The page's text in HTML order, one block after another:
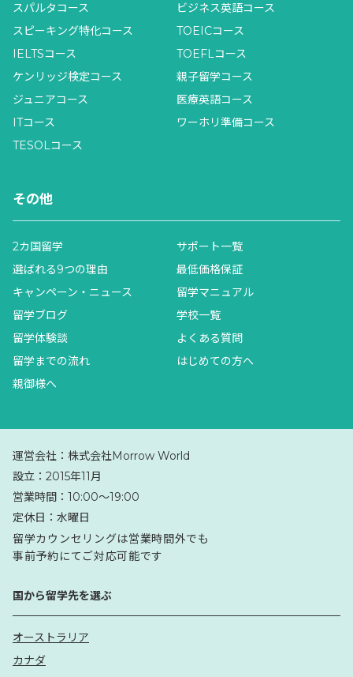
スパルタコース
ビジネス英語コース
スピーキング特化コース
TOEICコース
IELTSコース
TOEFLコース
ケンリッジ検定コース
親子留学コース
ジュニアコース
医療英語コース
ITコース
ワーホリ準備コース
TESOLコース
その他
2カ国留学
サポート一覧
選ばれる9つの理由
最低価格保証
キャンペーン・ニュース
留学マニュアル
留学ブログ
学校一覧
留学体験談
よくある質問
留学までの流れ
はじめての方へ
親御様へ
運営会社： 株式会社Morrow World
設立： 2015年11月
営業時間： 10:00〜19:00
定休日： 水曜日
留学カウンセリングは営業時間外でも
事前予約にてご対応可能です
国から留学先を選ぶ
オーストラリア
カナダ